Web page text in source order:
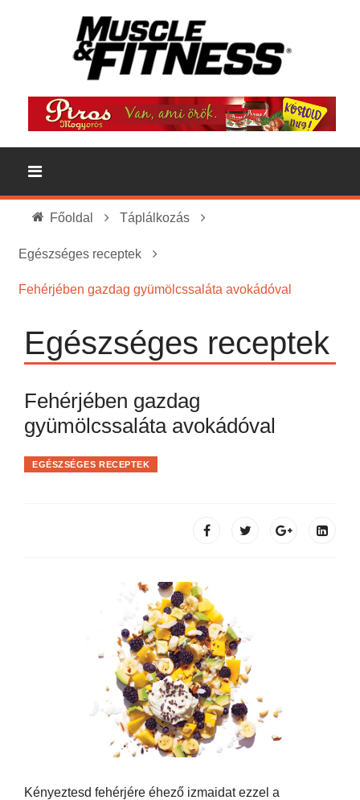
Főoldal Táplálkozás
Egészséges receptek
Fehérjében gazdag gyümölcssaláta avokádóval
Egészséges receptek
Fehérjében gazdag
gyümölcssaláta avokádóval
EGÉSZSÉGES RECEPTEK
Kényeztesd fehérjére éhező izmaidat ezzel a